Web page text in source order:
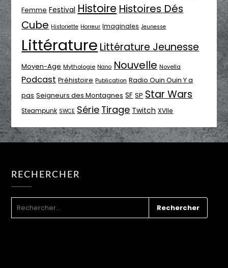
Femme Festival Histoire Histoires Dés
Cube Historiette Horreur Imaginales Jeunesse
Littérature Littérature Jeunesse
Moyen-Age Mythologie Nano Nouvelle Novella
Podcast Préhistoire Publication Radio Ouin Ouin Y a
pas Seigneurs des Montagnes SF SP Star Wars
Steampunk SWCE Série Tirage Twitch XVIIe
RECHERCHER